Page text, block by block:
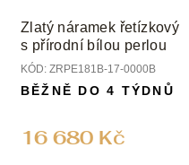
Zlatý náramek řetízkový
s přírodní bílou perlou
KÓD: ZRPE181B-17-0000B
16 680 Kč
BĚŽNĚ DO 4 TÝDNŮ